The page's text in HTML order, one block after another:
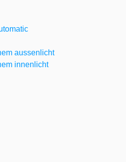
aussenlicht
innenlicht